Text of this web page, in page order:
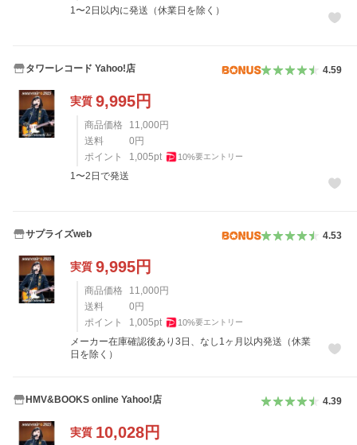
1〜2日以内に発送（休業日を除く）
タワーレコード Yahoo!店 4.59
実質 9,995円
商品価格 11,000 円
送料
0 円
ポイント
1,005pt 10%要エントリー
1〜2日で発送
サプライズweb 4.53
実質 9,995円
商品価格 11,000 円
送料
0 円
ポイント
1,005pt 10%要エントリー
メーカー在庫確認後あり3日、なし1ヶ月以内発送（休業
日を除く）
HMV&BOOKS online Yahoo!店 4.39
実質 10,028円